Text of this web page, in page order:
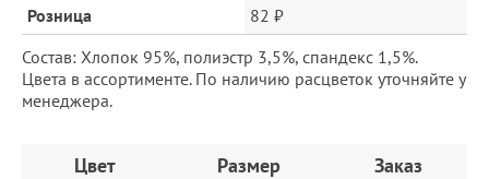
Розница
82 ₽
Состав: Хлопок 95%, полиэстр 3,5%, спандекс 1,5%.
Цвета в ассортименте. По наличию расцветок уточняйте у
менеджера.
ЗаказЦвет Размер Заказ